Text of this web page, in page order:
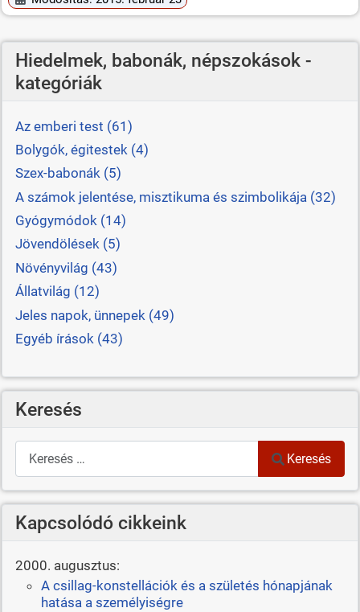
Hiedelmek, babonák, népszokások -
kategóriák
Az emberi test (61)
Bolygók, égitestek (4)
Szex-babonák (5)
A számok jelentése, misztikuma és szimbolikája (32)
Gyógymódok (14)
Jövendölések (5)
Növényvilág (43)
Állatvilág (12)
Jeles napok, ünnepek (49)
Egyéb írások (43)
Keresés
Keresés
Keresés
Kapcsolódó cikkeink
2000. augusztus:
A csillag-konstellációk és a születés hónapjának
hatása a személyiségre